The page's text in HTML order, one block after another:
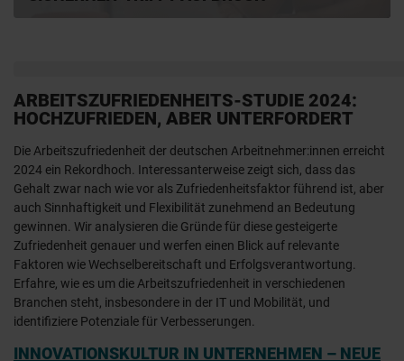
ARBEITSZUFRIEDENHEITS-STUDIE 2024:
HOCHZUFRIEDEN, ABER UNTERFORDERT
Die Arbeitszufriedenheit der deutschen Arbeitnehmer:innen erreicht
2024 ein Rekordhoch. Interessanterweise zeigt sich, dass das
Gehalt zwar nach wie vor als Zufriedenheitsfaktor führend ist, aber
auch Sinnhaftigkeit und Flexibilität zunehmend an Bedeutung
gewinnen. Wir analysieren die Gründe für diese gesteigerte
Zufriedenheit genauer und werfen einen Blick auf relevante
Faktoren wie Wechselbereitschaft und Erfolgsverantwortung.
Erfahre, wie es um die Arbeitszufriedenheit in verschiedenen
Branchen steht, insbesondere in der IT und Mobilität, und
identifiziere Potenziale für Verbesserungen.
INNOVATIONSKULTUR IN UNTERNEHMEN – NEUE